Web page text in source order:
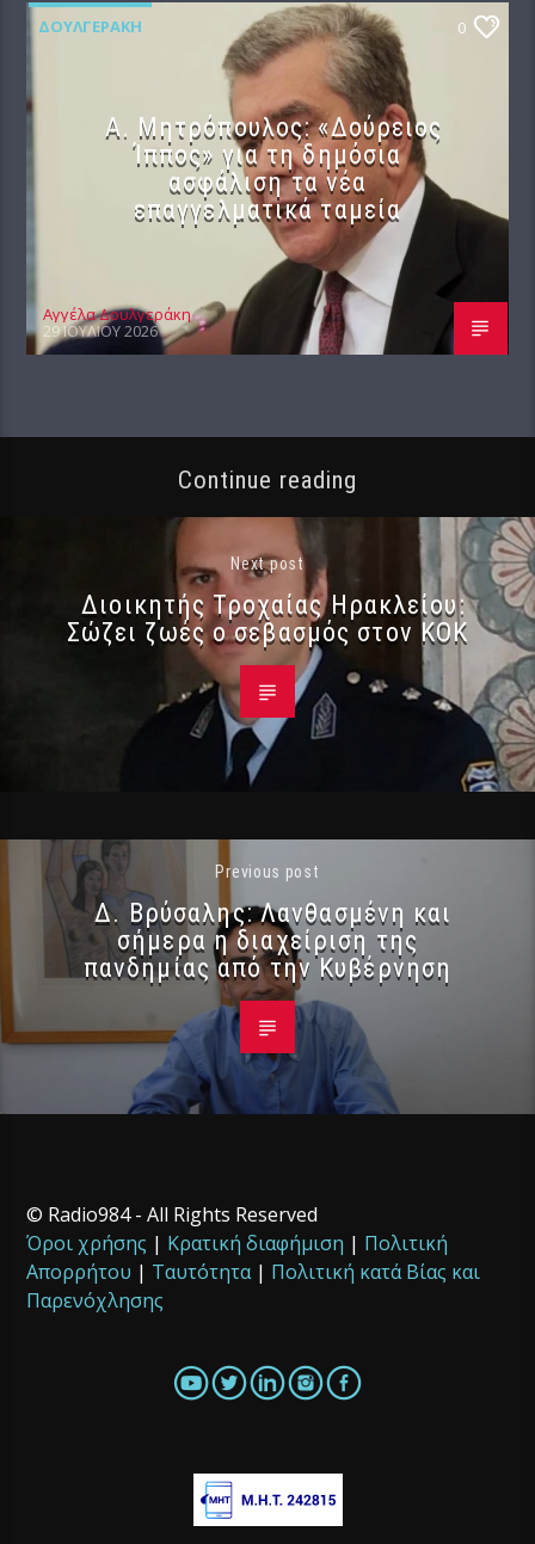
ΔΟΥΛΓΕΡΆΚΗ 0
Α. Μητρόπουλος: «Δούρειος
Ίππος» για τη δημόσια
ασφάλιση τα νέα
επαγγελματικά ταμεία
Αγγέλα Δουλγεράκη
29 ΙΟΥΛΊΟΥ 2026
Continue reading
Next post
Διοικητής Τροχαίας Ηρακλείου:
Σώζει ζωές ο σεβασμός στον ΚΟΚ
Previous post
Δ. Βρύσαλης: Λανθασμένη και
σήμερα η διαχείριση της
πανδημίας από την Κυβέρνηση
© Radio984 - All Rights Reserved
Όροι χρήσης | Κρατική διαφήμιση | Πολιτική
Απορρήτου | Ταυτότητα| Πολιτική κατά Βίας και
Παρενόχλησης